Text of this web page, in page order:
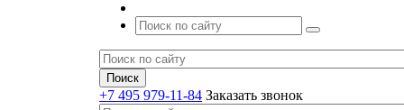
+7 495 979-11-84 Заказать звонок